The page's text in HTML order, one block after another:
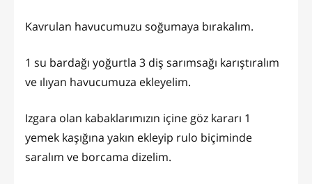
Kavrulan havucumuzu soğumaya bırakalım.
1 su bardağı yoğurtla 3 diş sarımsağı karıştıralım
ve ılıyan havucumuza ekleyelim.
Izgara olan kabaklarımızın içine göz kararı 1
yemek kaşığına yakın ekleyip rulo biçiminde
saralım ve borcama dizelim.